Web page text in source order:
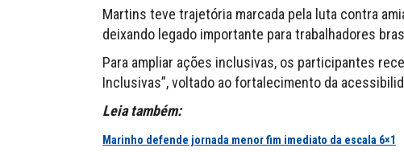
Martins teve trajetória marcada pela luta contra
deixando legado importante para trabalhadores
Para ampliar ações inclusivas, os participantes
Inclusivas”, voltado ao fortalecimento da
Leia também:
Marinho defende jornada menor fim imediato da escala 6×1